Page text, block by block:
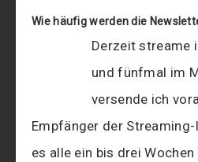
Wie häufig werden die
Derzeit streame
und fünfmal im
versende ich
Empfänger der
es alle ein bis drei